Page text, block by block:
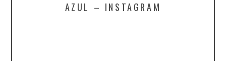
AZUL – INSTAGRAM